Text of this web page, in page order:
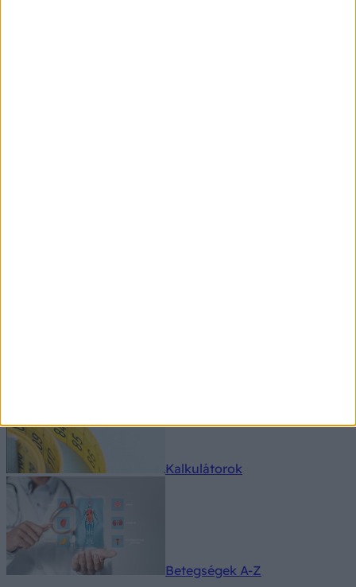
Kalkulátorok
Betegségek A-Z